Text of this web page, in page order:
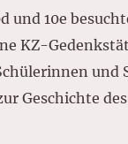
und 10e
KZ-
und
Geschichte des